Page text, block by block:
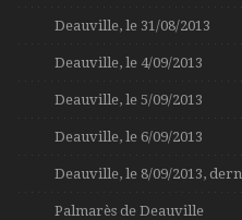
Deauville, le 31/08/2013
Deauville, le 4/09/2013
Deauville, le 5/09/2013
Deauville, le 6/09/2013
Deauville, le 8/09/2013,
Palmarès de Deauville